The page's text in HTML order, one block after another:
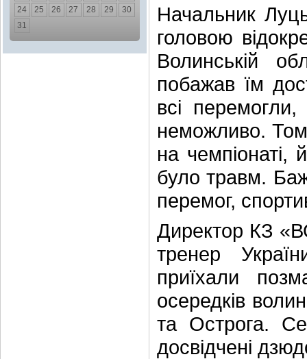
24
25 26 27 28 29
30
31
Начальник
головою
Волинській
побажав їм
всі
неможливо.
на
було травм.
перемог,
Директор КЗ
тренер
приїхали
осередків
та Острога.
досвідчені